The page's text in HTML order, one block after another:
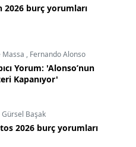
burç yorumları
Massa , Fernando Alonso
Yorum: 'Alonso’nun
Kapanıyor'
Gürsel Başak
2026 burç yorumları